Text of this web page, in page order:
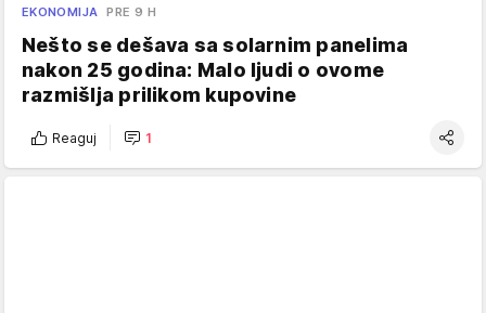
EKONOMIJA PRE 9 H
Nešto se dešava sa solarnim panelima
nakon 25 godina: Malo ljudi o ovome
razmišlja prilikom kupovine
Reaguj 1